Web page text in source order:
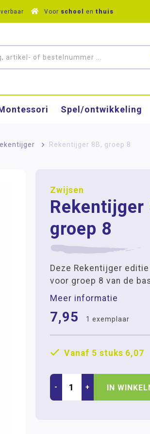
Voor school en thuis
Spel/ontwikkeling
> Rekentijger 8B, groep 8
Zwijsen
Rekentijger
groep 8
Deze Rekentijger
voor groep 8 van de
Meer informatie
7,95 1 exemplaar
Vanaf 5 stuks 6,07
- + IN